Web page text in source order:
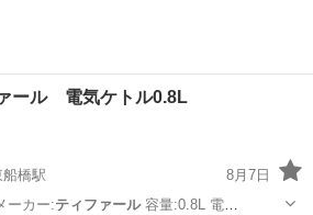
ール 電気ケトル0.8L
橋駅
8月7日
ーカー:ティファール容量:0.8L 電